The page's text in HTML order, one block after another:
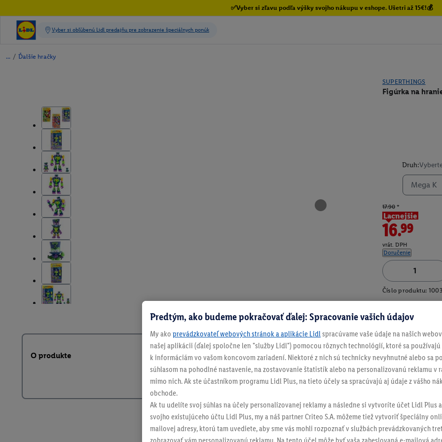
✅Vyber si zľavu podľa výšky svojho nákupu v eshope. Ušetri až 15€!💰
/ Ďalšie hračky
SUPERTHINGS
Figúrka na
Druh:
Mega K
17.90*
Lacnejšie
16.99
vrát. DPH
Doručenie
Číslo produktu:
O produkte
Predtým, ako budeme pokračovať ďalej: Spracovanie vašich údajov
My ako prevádzkovateľ webových stránok a aplikácie Lidl spracúvame vaše údaje na našich
našej aplikácii (ďalej spoločne len "služby Lidl") pomocou rôznych technológií, ktoré sa
k informáciám vo vašom koncovom zariadení. Niektoré z nich sú technicky nevyhnutné alebo sa
súhlasom na pohodlné nastavenie, na zostavovanie štatistík alebo na personalizovanú reklamu v
mimo nich. Ak ste účastníkom programu Lidl Plus, na tieto účely sa spracúvajú aj údaje z vášho
obchode.
Ak tu udelíte svoj súhlas na účely personalizovanej reklamy a následne si vytvoríte účet Lidl Plus
svojho existujúceho účtu Lidl Plus, my a náš partner Criteo S.A. môžeme tiež vytvoriť špeciálny
mailovej adresy, ktorú tam uvediete, aby sme vás mohli rozpoznať v službách prevádzkovaných